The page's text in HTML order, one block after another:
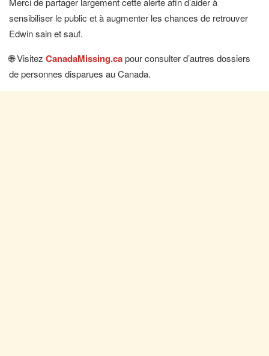
sensibiliser le public et à augmenter les chances de retrouver
Edwin sain et sauf.
🌐 Visitez CanadaMissing.capour consulter d’autres dossiers
de personnes disparues au Canada.